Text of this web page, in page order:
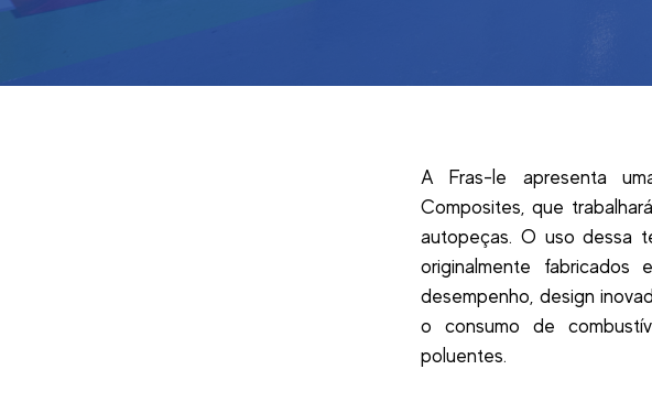
A Fras-le apresenta
Composites, que
autopeças. O uso dessa
originalmente
desempenho, design
o consumo de
poluentes.